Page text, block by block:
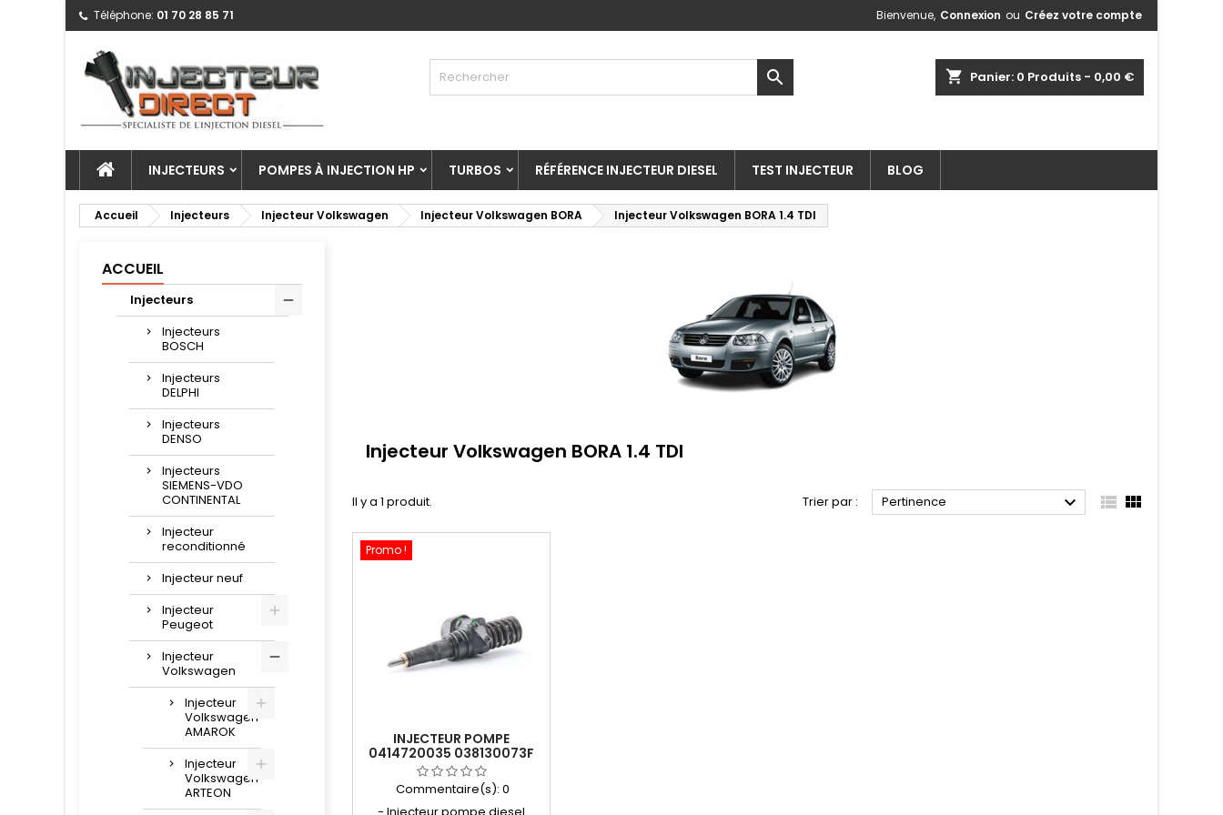
Téléphone: 01 70 28 85 71 Bienvenue, Connexion ou Créez votre compte
shopping_cart Panier: 0 Produits - 0,00 €

INJECTEURS POMPES À INJECTION HP TURBOS RÉFÉRENCE INJECTEUR DIESEL TEST INJECTEUR BLOG
Accueil Injecteurs Injecteur Volkswagen Injecteur Volkswagen BORA Injecteur Volkswagen BORA 1.4 TDI
ACCUEIL
Injecteurs
Injecteurs
BOSCH
Injecteurs
DELPHI
Injecteurs
DENSO
Injecteurs
SIEMENS-VDO
CONTINENTAL
Injecteur
reconditionné
Injecteur neuf
Injecteur
Peugeot
Injecteur
Volkswagen
Injecteur
Volkswagen
AMAROK
Injecteur
Volkswagen
ARTEON
Injecteur Volkswagen BORA 1.4 TDI
Il y a 1 produit. Trier par : Pertinence   
Promo !
INJECTEUR POMPE
0414720035 038130073F
Commentaire(s): 0